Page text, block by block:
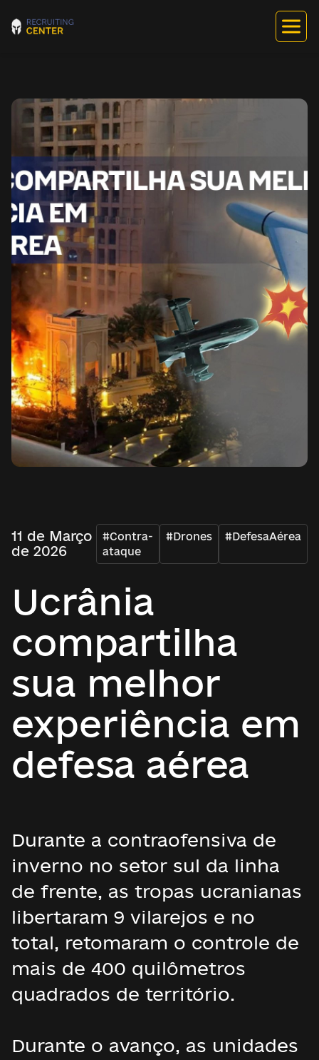
11 de Março
de 2026
#Contra-
ataque
#Drones #DefesaAérea
Ucrânia
compartilha
sua melhor
experiência em
defesa aérea
Durante a contraofensiva de
inverno no setor sul da linha
de frente, as tropas ucranianas
libertaram 9 vilarejos e no
total, retomaram o controle de
mais de 400 quilômetros
quadrados de território.
Durante o avanço, as unidades